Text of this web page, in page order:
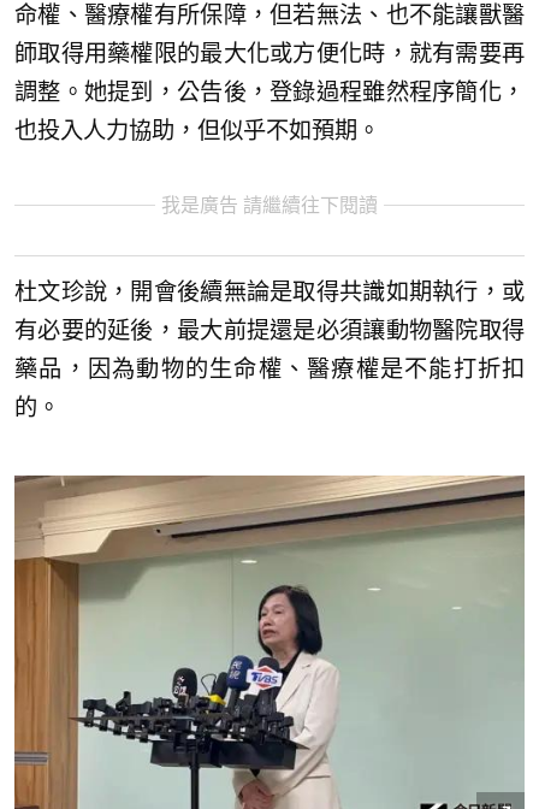
命權、醫療權有所保障，但若無法、也不能讓獸醫
師取得用藥權限的最大化或方便化時，就有需要再
調整。她提到，公告後，登錄過程雖然程序簡化，
也投入人力協助，但似乎不如預期。
我是廣告 請繼續往下閱讀
杜文珍說，開會後續無論是取得共識如期執行，或
有必要的延後，最大前提還是必須讓動物醫院取得
藥品，因為動物的生命權、醫療權是不能打折扣
的。